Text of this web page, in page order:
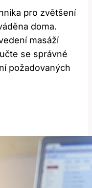
pro zvětšení
doma.
masáží
se správné
požadovaných